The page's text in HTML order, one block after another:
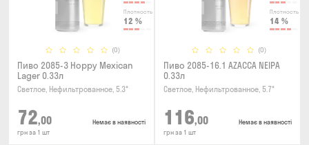
Плотность
12 %
(0)
Пиво 2085-3 Hoppy Mexican
Lager 0.33л
Светлое, Нефильтрованное, 5.3°
72,00
грн за 1 шт
Немає в наявності
Плотность
14 %
(0)
Пиво 2085-16.1 AZACCA NEIPA
0.33л
Светлое, Нефильтрованное, 5.7°
116,00
грн за 1 шт
Немає в наявності